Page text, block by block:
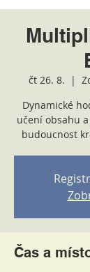
čt 26. 8.
  |
Dynamické
učení obsahu
budoucnost
Čas a